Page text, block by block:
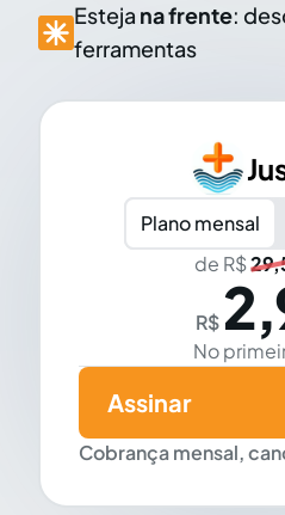
Esteja na frente:
ferramentas
Plano mensal
de R$
R$
No
Cobrança mensal,
Assinar